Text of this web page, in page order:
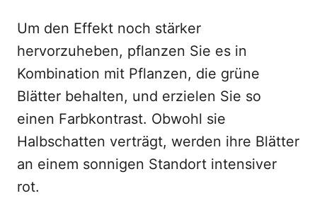
Um den Effekt noch stärker
hervorzuheben, pflanzen Sie es in
Kombination mit Pflanzen, die grüne
Blätter behalten, und erzielen Sie so
einen Farbkontrast. Obwohl sie
Halbschatten verträgt, werden ihre Blätter
an einem sonnigen Standort intensiver
rot.